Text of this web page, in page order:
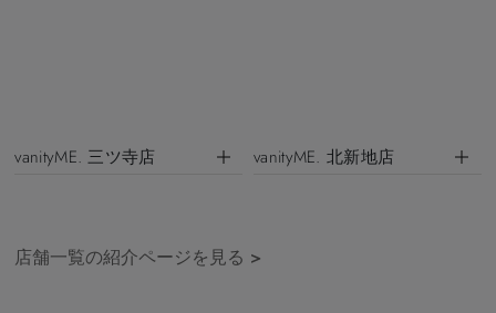
vanityME. 三ツ寺店 vanityME. 北新地店
店舗一覧の紹介ページを見る >